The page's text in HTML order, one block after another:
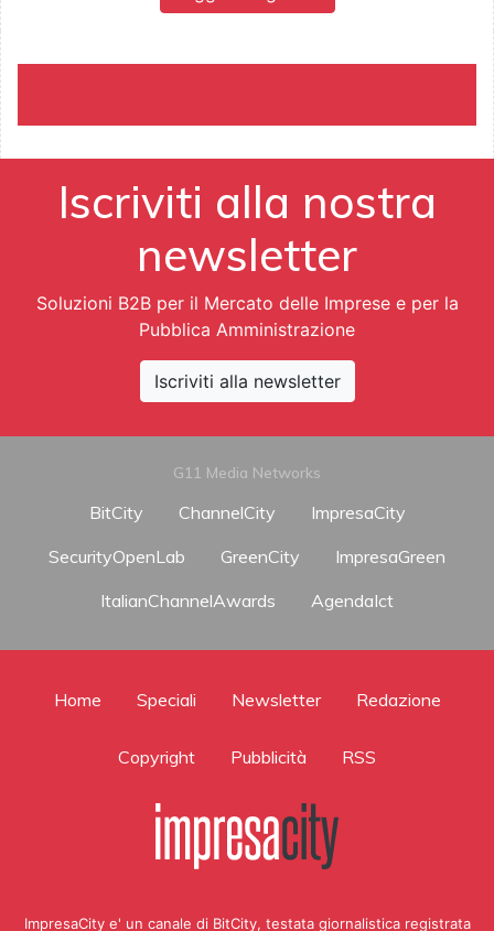
Iscriviti alla nostra
newsletter
Soluzioni B2B per il Mercato delle Imprese e per la
Pubblica Amministrazione
Iscriviti alla newsletter
G11 Media Networks
BitCity ChannelCity
ImpresaCity
SecurityOpenLab
GreenCity
ImpresaGreen
ItalianChannelAwards
AgendaIct
Home Speciali Newsletter Redazione
Copyright Pubblicità RSS
ImpresaCity e' un canale di BitCity, testata giornalistica registrata